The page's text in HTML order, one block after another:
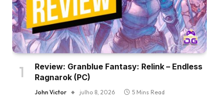
Review: Granblue Fantasy: Relink – Endless
Ragnarok (PC)
John Victor julho 8, 2026 5 Mins Read